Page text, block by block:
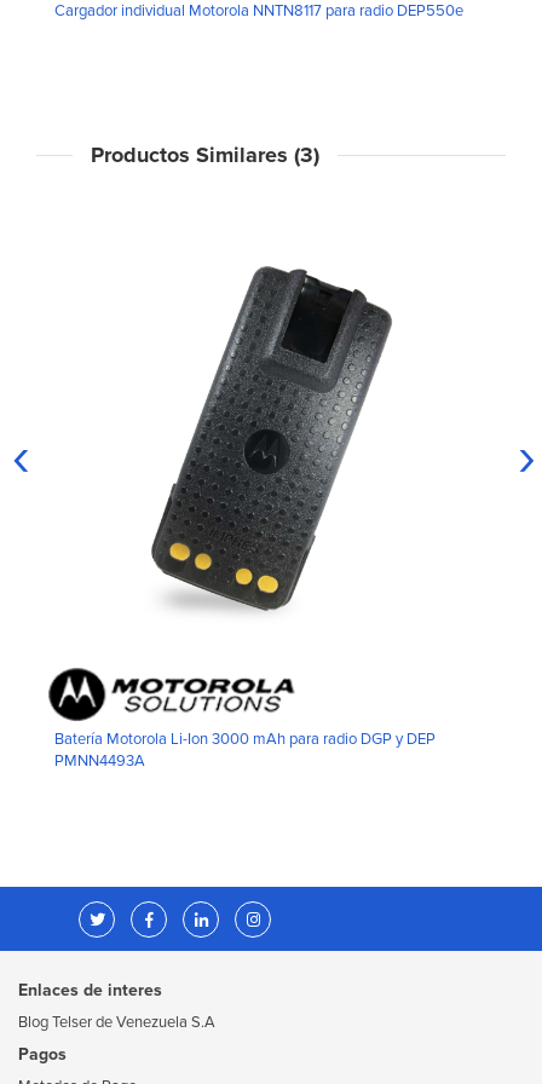
Cargador individual Motorola NNTN8117 para radio DEP550e
Productos Similares (3)
Batería Motorola Li-Ion 3000 mAh para radio DGP y DEP
PMNN4493A
‹ ›
Enlaces de interes
Blog Telser de Venezuela S.A
Pagos